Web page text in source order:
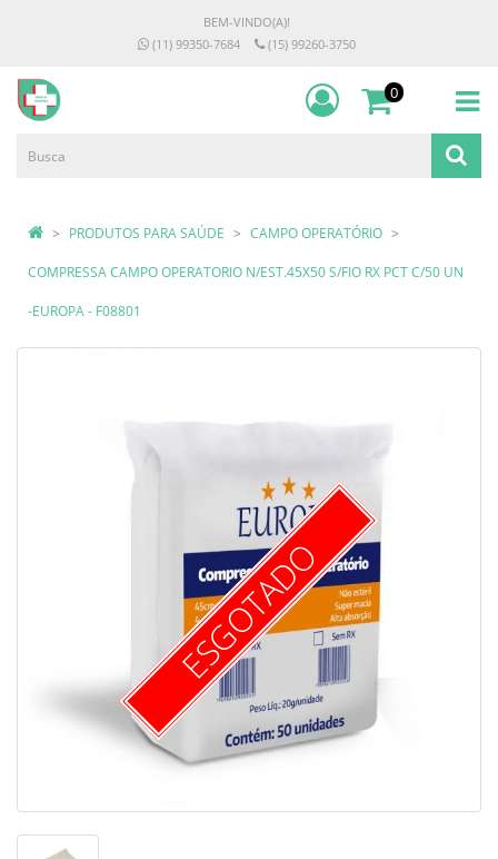
BEM-VINDO(A)!
(11) 99350-7684
(15) 99260-3750
0
PRODUTOS PARA SAÚDE CAMPO OPERATÓRIO
COMPRESSA CAMPO OPERATORIO N/EST.45X50 S/FIO RX PCT C/50 UN
-EUROPA - F08801
ESGOTADO